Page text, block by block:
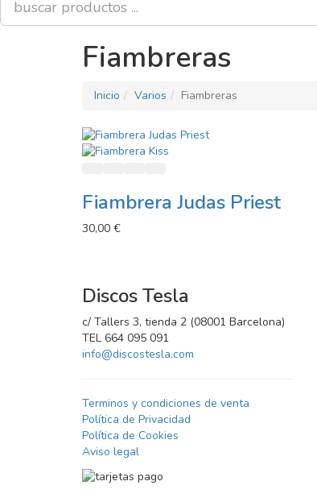
Fiambreras
Inicio Varios Fiambreras
Fiambrera Judas Priest
30,00 €
Discos Tesla
c/ Tallers 3, tienda 2 (08001 Barcelona)
TEL 664 095 091
info@discostesla.com
Terminos y condiciones de venta
Política de Privacidad
Política de Cookies
Aviso legal